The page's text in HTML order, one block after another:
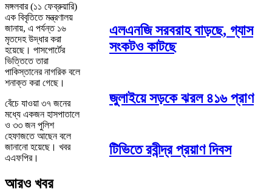
মঙ্গলবার (১১ ফেব্রুয়ারি)
এক বিবৃতিতে মন্ত্রণালয়
জানায়, এ পর্যন্ত ১৬
মৃতদেহ উদ্ধার করা
হয়েছে। পাসপোর্টের
ভিত্তিতে তারা
পাকিস্তানের নাগরিক বলে
শনাক্ত করা গেছে।
বেঁচে যাওয়া ৩৭ জনের
মধ্যে একজন হাসপাতালে
ও ৩৩ জন পুলিশ
হেফাজতে আছেন বলে
জানানো হয়েছে। খবর
এএফপির।
আরও খবর
এলএনজি সরবরাহ বাড়ছে, গ্যাস
সংকটও কাটছে
জুলাইয়ে সড়কে ঝরল ৪১৬ প্রাণ
টিভিতে রবীন্দ্র প্রয়াণ দিবস